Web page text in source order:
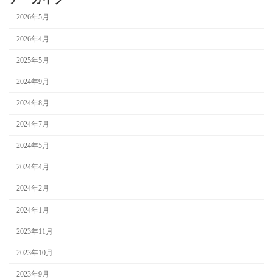
2026年5月
2026年4月
2025年5月
2024年9月
2024年8月
2024年7月
2024年5月
2024年4月
2024年2月
2024年1月
2023年11月
2023年10月
2023年9月